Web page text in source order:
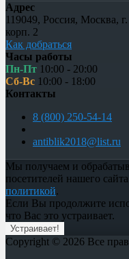
Адрес
119049, Россия, Москва,
корп. 2
Как добраться
Часы работы
Пн-Пт 10:00 - 20:00
Сб-Вс 10:00 - 18:00
Контакты
8 (800) 250-54-14
antiblik2018@list.ru
Мы получаем и
посетителей нашего
политикой.
Если Вы продолжите
что Вас это устраивает.
Устраивает!
Copyright © 2026 Все